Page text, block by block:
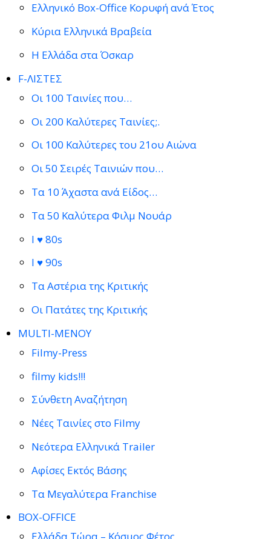
Ελληνικό Box-Office Κορυφή ανά Έτος
Κύρια Ελληνικά Βραβεία
Η Ελλάδα στα Όσκαρ
F-ΛΙΣΤΕΣ
Οι 100 Ταινίες που…
Οι 200 Καλύτερες Ταινίες;.
Οι 100 Καλύτερες του 21ου Αιώνα
Οι 50 Σειρές Ταινιών που…
Τα 10 Άχαστα ανά Είδος…
Τα 50 Καλύτερα Φιλμ Νουάρ
I ♥ 80s
I ♥ 90s
Τα Αστέρια της Κριτικής
Οι Πατάτες της Κριτικής
MULTI-ΜΕΝΟΥ
Filmy-Press
filmy kids!!!
Σύνθετη Αναζήτηση
Νέες Ταινίες στο Filmy
Νεότερα Ελληνικά Trailer
Αφίσες Εκτός Βάσης
Τα Μεγαλύτερα Franchise
BOX-OFFICE